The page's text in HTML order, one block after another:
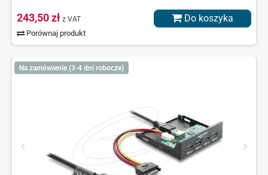
243,50 zł z VAT
Porównaj produkt
Do koszyka
Na zamówienie (3-4 dni robocze)